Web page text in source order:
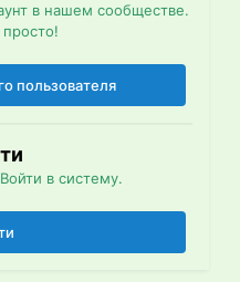
в нашем сообществе.
пользователя
в систему.